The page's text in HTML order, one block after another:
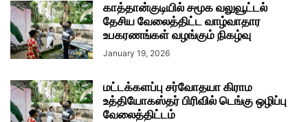
காத்தான்குடியில் சமூக வலுவூட்டல்
தேசிய வேலைத்திட்ட வாழ்வாதார
உபகரணங்கள் வழங்கும் நிகழ்வு
January 19, 2026
மட்டக்களப்பு சர்வோதயா கிராம
உத்தியோகஸ்தர் பிரிவில் டெங்கு ஒழிப்பு
வேலைத்திட்டம்